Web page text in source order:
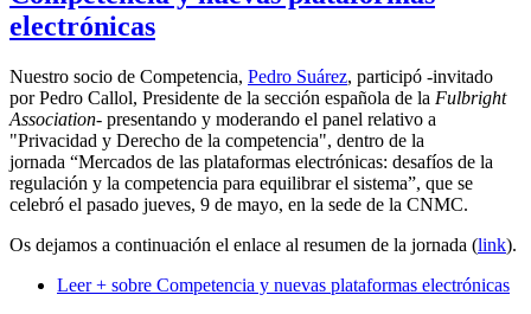
electrónicas
Nuestro socio de Competencia, Pedro Suárez, participó -invitado
por Pedro Callol, Presidente de la sección española de la Fulbright
Association- presentando y moderando el panel relativo a
"Privacidad y Derecho de la competencia", dentro de la
jornada “Mercados de las plataformas electrónicas: desafíos de la
regulación y la competencia para equilibrar el sistema”, que se
celebró el pasado jueves, 9 de mayo, en la sede de la CNMC.
Os dejamos a continuación el enlace al resumen de la jornada (link).
Leer + sobre Competencia y nuevas plataformas electrónicas